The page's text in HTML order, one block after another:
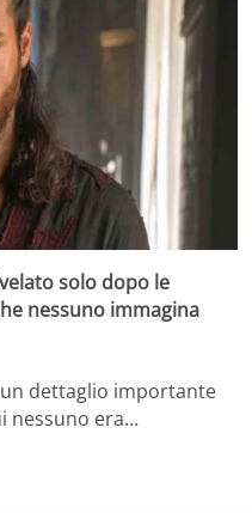
solo dopo le
nessuno immagina
dettaglio importante
nessuno era…